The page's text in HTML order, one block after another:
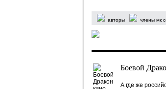
авторы члены мк
Боевой
А где же